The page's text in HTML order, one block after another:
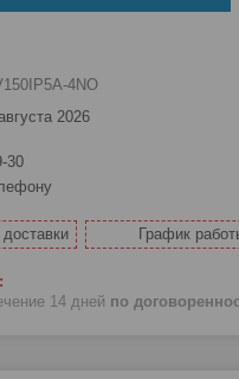
4NO
2026
30
График
14 дней по